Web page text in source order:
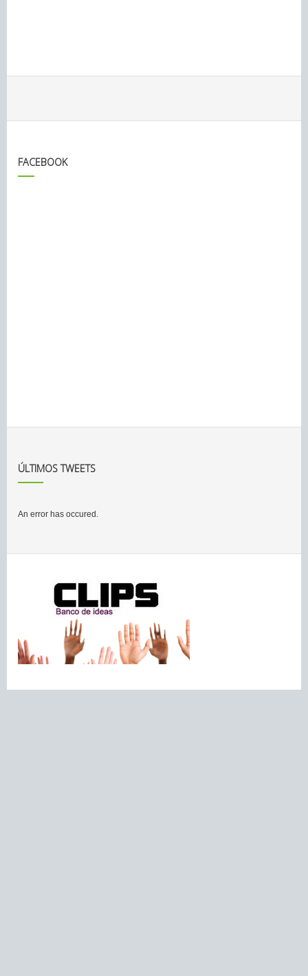
FACEBOOK
ÚLTIMOS TWEETS
An error has occured.